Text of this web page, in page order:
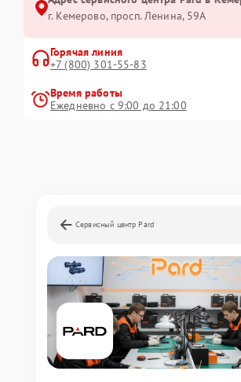
г. Кемерово, просп. Ленина, 59А
Горячая линия
+7 (800) 301-55-83
Время работы
Ежедневно с 9:00 до 21:00
Сервисный центр Pard